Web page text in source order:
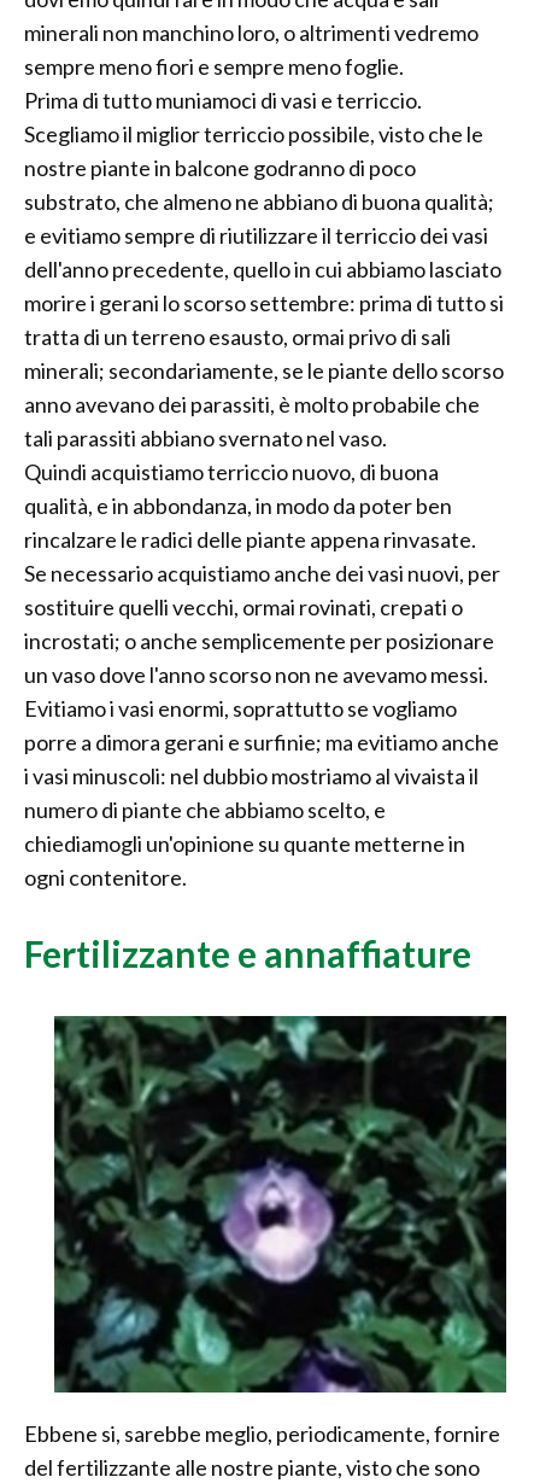
minerali non manchino loro, o altrimenti vedremo
sempre meno fiori e sempre meno foglie.
Prima di tutto muniamoci di vasi e terriccio.
Scegliamo il miglior terriccio possibile, visto che le
nostre piante in balcone godranno di poco
substrato, che almeno ne abbiano di buona qualità;
e evitiamo sempre di riutilizzare il terriccio dei vasi
dell'anno precedente, quello in cui abbiamo lasciato
morire i gerani lo scorso settembre: prima di tutto si
tratta di un terreno esausto, ormai privo di sali
minerali; secondariamente, se le piante dello scorso
anno avevano dei parassiti, è molto probabile che
tali parassiti abbiano svernato nel vaso.
Quindi acquistiamo terriccio nuovo, di buona
qualità, e in abbondanza, in modo da poter ben
rincalzare le radici delle piante appena rinvasate.
Se necessario acquistiamo anche dei vasi nuovi, per
sostituire quelli vecchi, ormai rovinati, crepati o
incrostati; o anche semplicemente per posizionare
un vaso dove l'anno scorso non ne avevamo messi.
Evitiamo i vasi enormi, soprattutto se vogliamo
porre a dimora gerani e surfinie; ma evitiamo anche
i vasi minuscoli: nel dubbio mostriamo al vivaista il
numero di piante che abbiamo scelto, e
chiediamogli un'opinione su quante metterne in
ogni contenitore.
Fertilizzante e annaffiature
Ebbene si, sarebbe meglio, periodicamente, fornire
del fertilizzante alle nostre piante, visto che sono